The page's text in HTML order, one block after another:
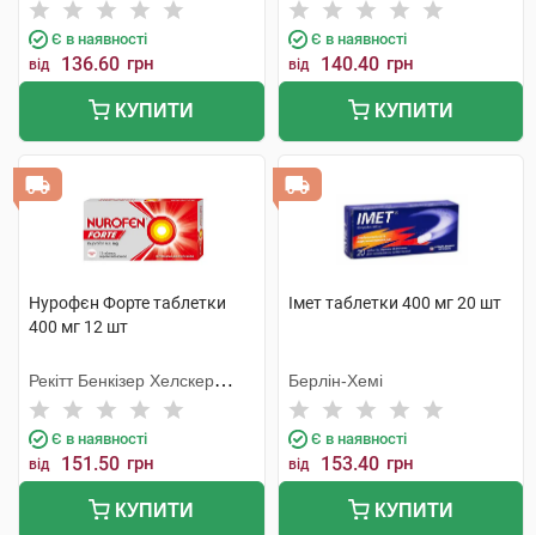
Є в наявності
від 136.60 грн
КУПИТИ
Є в наявності
від 140.40 грн
КУПИТИ
Нурофєн Форте таблетки
400 мг 12 шт
Рекітт Бенкізер Хелскер
Інтернешнл
Є в наявності
від 151.50 грн
КУПИТИ
Імет таблетки 400 мг 20 шт
Берлін-Хемі
Є в наявності
від 153.40 грн
КУПИТИ